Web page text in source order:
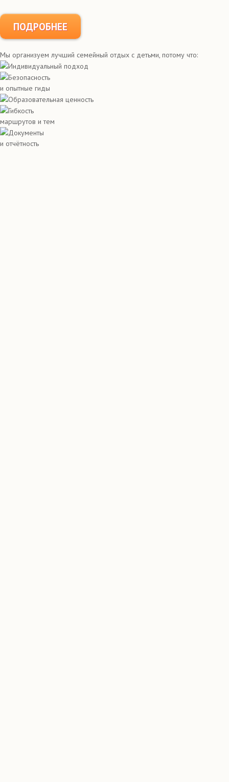
ПОДРОБНЕЕ
Мы организуем лучший семейный отдых с детьми, потому что:
Индивидуальный подход
Безопасность
и опытные гиды
Образовательная ценность
Гибкость
маршрутов и тем
Документы
и отчётность